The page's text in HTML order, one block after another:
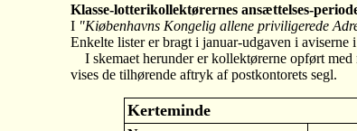
Klasse-lotterikollektørernes ansættelses-
I "Kiøbenhavns Kongelig allene priviligerede
Enkelte lister er bragt i januar-udgaven i aviserne
I skemaet herunder er kollektørerne opført med
vises de tilhørende aftryk af postkontorets segl.
Kerteminde